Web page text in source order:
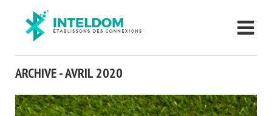
ARCHIVE - AVRIL 2020